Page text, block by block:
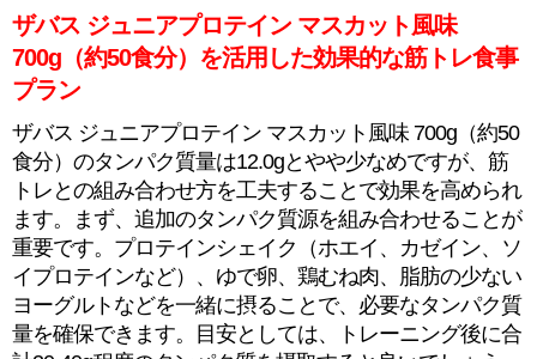
ザバス ジュニアプロテイン マスカット風味
700g（約50食分）を活用した効果的な筋トレ食事
プラン
ザバス ジュニアプロテイン マスカット風味 700g（約50
食分）のタンパク質量は12.0gとやや少なめですが、筋
トレとの組み合わせ方を工夫することで効果を高められ
ます。まず、追加のタンパク質源を組み合わせることが
重要です。プロテインシェイク（ホエイ、カゼイン、ソ
イプロテインなど）、ゆで卵、鶏むね肉、脂肪の少ない
ヨーグルトなどを一緒に摂ることで、必要なタンパク質
量を確保できます。目安としては、トレーニング後に合